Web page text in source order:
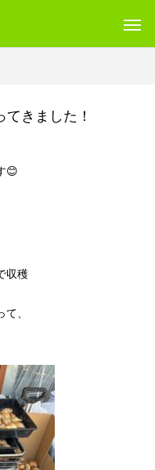
援Ｂ型・ニコプレイス
きました！
😊
収穫
、